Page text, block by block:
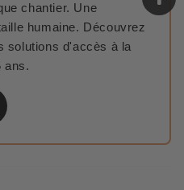
chantier. Une
humaine. Découvrez
solutions d'accès à la
ans.